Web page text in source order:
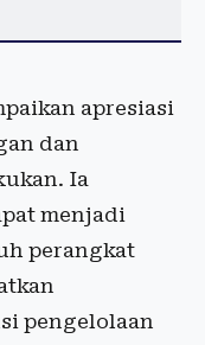
apresiasi
dan
Ia
menjadi
perangkat
pengelolaan